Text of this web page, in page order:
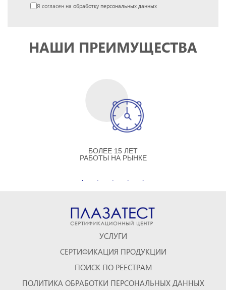
Я согласен на обработку персональных данных
НАШИ ПРЕИМУЩЕСТВА
БОЛЕЕ 15 ЛЕТ
РАБОТЫ НА РЫНКЕ
УСЛУГИ
СЕРТИФИКАЦИЯ ПРОДУКЦИИ
ПОИСК ПО РЕЕСТРАМ
ПОЛИТИКА ОБРАБОТКИ ПЕРСОНАЛЬНЫХ ДАННЫХ